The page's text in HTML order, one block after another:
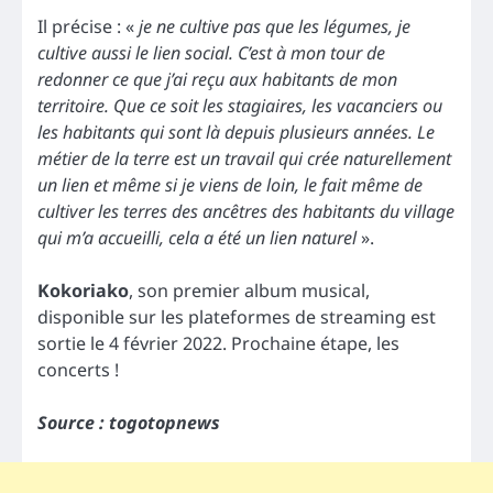
Il précise : «je ne cultive pas que les légumes, je
cultive aussi le lien social. C’est à mon tour de
redonner ce que j’ai reçu aux habitants de mon
territoire. Que ce soit les stagiaires, les vacanciers ou
les habitants qui sont là depuis plusieurs années. Le
métier de la terre est un travail qui crée naturellement
un lien et même si je viens de loin, le fait même de
cultiver les terres des ancêtres des habitants du village
qui m’a accueilli, cela a été un lien naturel».
Kokoriako, son premier album musical,
disponible sur les plateformes de streaming est
sortie le 4 février 2022. Prochaine étape, les
concerts !
Source : togotopnews